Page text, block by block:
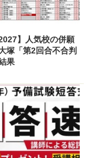
】人気校の併願
塚「第2回合不合判
果